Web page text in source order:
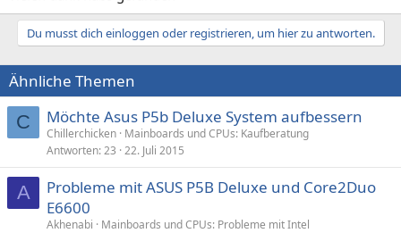
Du musst dich einloggen oder registrieren, um hier zu antworten.
Ähnliche Themen
C Möchte Asus P5b Deluxe System aufbessern
Chillerchicken Mainboards und CPUs: Kaufberatung
Antworten 23 22. Juli 2015
A
Probleme mit ASUS P5B Deluxe und Core2Duo
E6600
Akhenabi
Mainboards und CPUs: Probleme mit Intel